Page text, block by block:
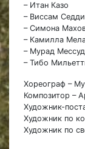
– Итан Казо
– Виссам
– Симона
– Камилла
– Мурад Мессуд
– Тибо
Хореограф –
Композитор –
Художник-
Художник по
Художник по